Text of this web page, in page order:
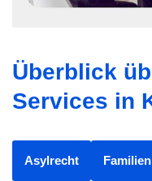
Überblick
Services in
Asylrecht